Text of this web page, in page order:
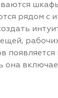
рядом с
она